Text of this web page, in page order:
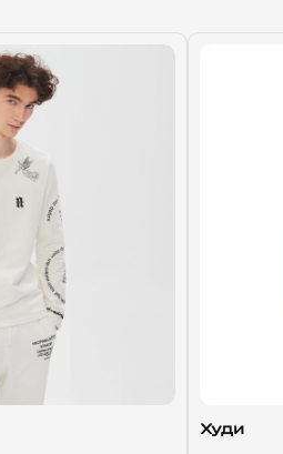
Худи